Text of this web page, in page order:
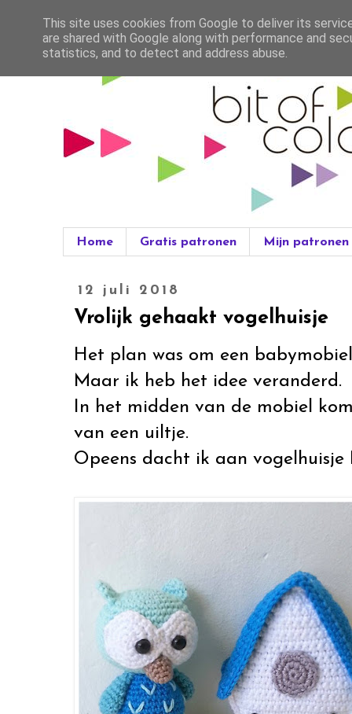
Home Gratis patronen Mijn patronen
12 juli 2018
Vrolijk gehaakt vogelhuisje
Het plan was om een
Maar ik heb het idee veranderd.
In het midden van de mobiel
van een uiltje.
Opeens dacht ik aan vogelhuisje
This site uses cookies from Google to deliver its
are shared with Google along with performance and
statistics, and to detect and address abuse.